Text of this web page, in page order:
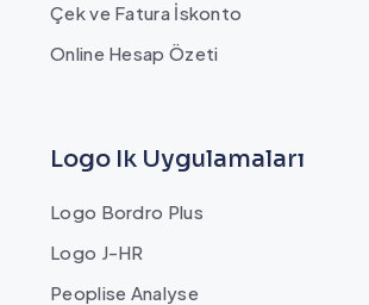
Çek ve Fatura İskonto
Online Hesap Özeti
Logo Ik Uygulamaları
Logo Bordro Plus
Logo J-HR
Peoplise Analyse